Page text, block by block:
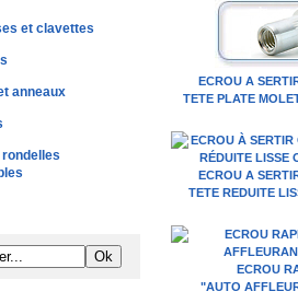
et clavettes
anneaux
ECROU A
TETE PLATE
ECROU A
TETE REDUITE
ECROU
"AUTO